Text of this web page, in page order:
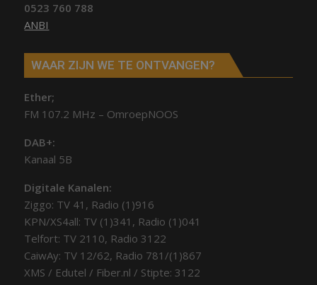
0523 760 788
ANBI
WAAR ZIJN WE TE ONTVANGEN?
Ether;
FM 107.2 MHz – OmroepNOOS
DAB+:
Kanaal 5B
Digitale Kanalen:
Ziggo: TV 41, Radio (1)916
KPN/XS4all: TV (1)341, Radio (1)041
Telfort: TV 2110, Radio 3122
CaiwAy: TV 12/62, Radio 781/(1)867
XMS / Edutel / Fiber.nl / Stipte: 3122